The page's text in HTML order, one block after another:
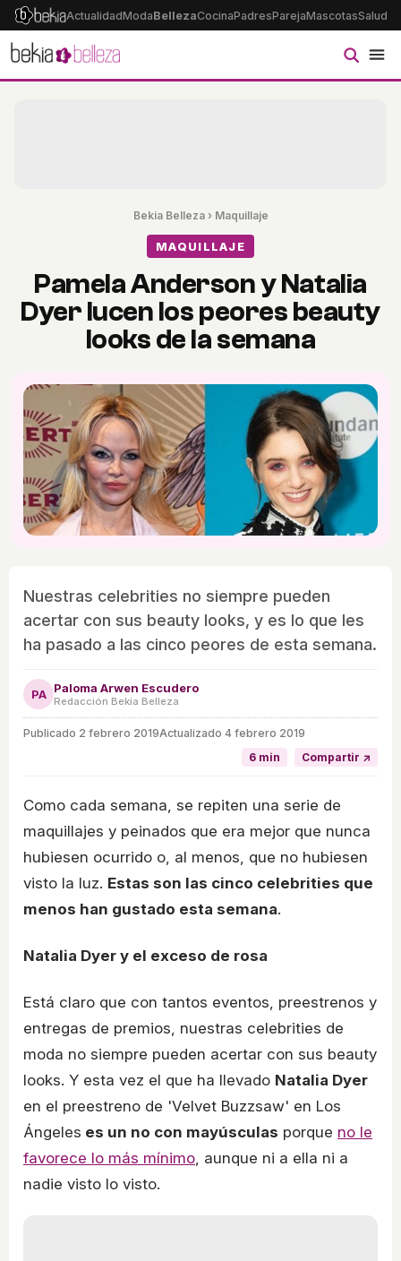
ActualidadModaBellezaCocinaPadresParejaMascotasSalud
Bekia Belleza› Maquillaje
MAQUILLAJE
Pamela Anderson y Natalia
Dyer lucen los peores beauty
looks de la semana
Nuestras celebrities no siempre pueden
acertar con sus beauty looks, y es lo que les
ha pasado a las cinco peores de esta semana.
PA Paloma Arwen Escudero
Redacción Bekia Belleza
Publicado 2 febrero 2019Actualizado 4 febrero 2019
6 min
Compartir ↗
Como cada semana, se repiten una serie de
maquillajes y peinados que era mejor que nunca
hubiesen ocurrido o, al menos, que no hubiesen
visto la luz. Estas son las cinco celebrities que
menos han gustado esta semana.
Natalia Dyer y el exceso de rosa
Está claro que con tantos eventos, preestrenos y
entregas de premios, nuestras celebrities de
moda no siempre pueden acertar con sus beauty
looks. Y esta vez el que ha llevado Natalia Dyer
en el preestreno de 'Velvet Buzzsaw' en Los
Ángeles es un no con mayúsculas porque no le
favorece lo más mínimo , aunque ni a ella ni a
nadie visto lo visto.